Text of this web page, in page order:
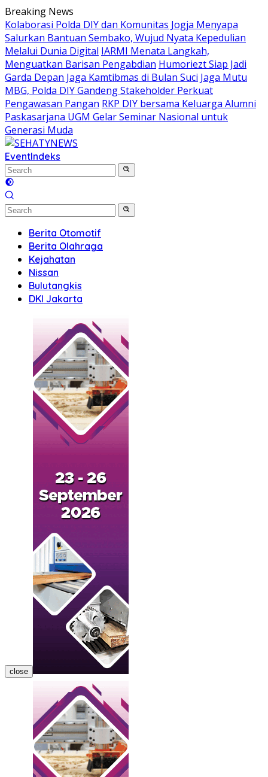
Skip
to
content
Breaking News
Kolaborasi Polda DIY dan Komunitas Jogja Menyapa
Salurkan Bantuan Sembako, Wujud Nyata Kepedulian
Melalui Dunia Digital IARMI Menata Langkah,
Menguatkan Barisan Pengabdian Humoriezt Siap Jadi
Garda Depan Jaga Kamtibmas di Bulan Suci Jaga Mutu
MBG, Polda DIY Gandeng Stakeholder Perkuat
Pengawasan Pangan RKP DIY bersama Keluarga Alumni
Paskasarjana UGM Gelar Seminar Nasional untuk
Generasi Muda
EventIndeks
Berita Otomotif
Berita Olahraga
Kejahatan
Nissan
Bulutangkis
DKI Jakarta
close